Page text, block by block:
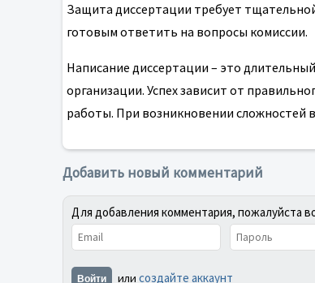
Защита диссертации требует
готовым ответить на вопросы комиссии.
Написание диссертации – это
организации. Успех зависит от
работы. При возникновении сложностей
Добавить новый комментарий
Для добавления комментария, пожалуйста
Войти или создайте аккаунт